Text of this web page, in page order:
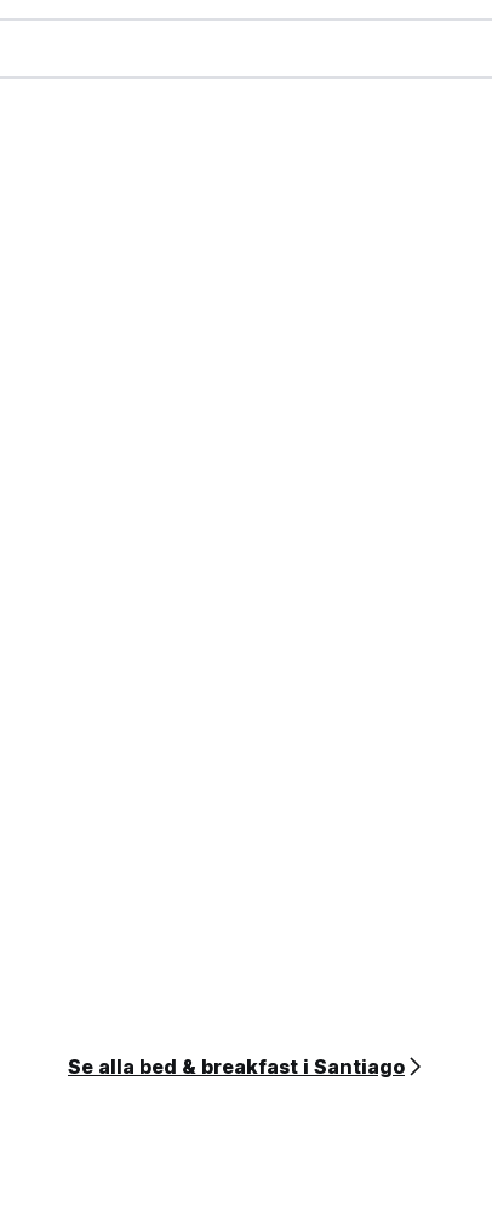
Se alla bed & breakfast i Santiago